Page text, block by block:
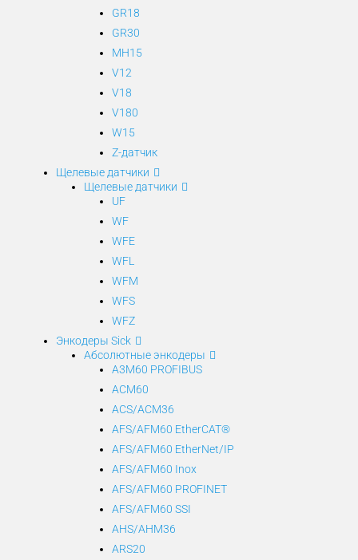
GR18
GR30
MH15
V12
V18
V180
W15
Z-датчик
Щелевые датчики
Щелевые датчики
UF
WF
WFE
WFL
WFM
WFS
WFZ
Энкодеры Sick
Абсолютные энкодеры
A3M60 PROFIBUS
ACM60
ACS/ACM36
AFS/AFM60 EtherCAT®
AFS/AFM60 EtherNet/IP
AFS/AFM60 Inox
AFS/AFM60 PROFINET
AFS/AFM60 SSI
AHS/AHM36
ARS20